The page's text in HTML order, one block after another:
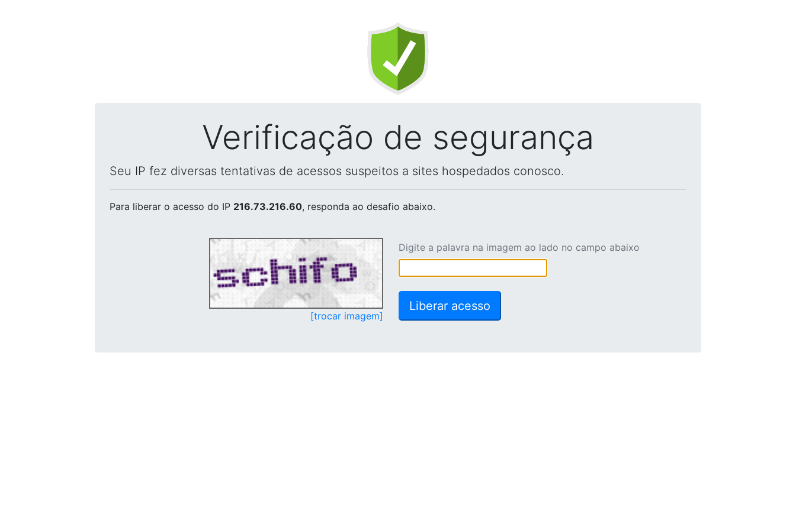
Verificação de segurança
Seu IP fez diversas tentativas de acessos suspeitos a sites hospedados conosco.
Para liberar o acesso do IP 216.73.216.60, responda ao desafio abaixo.
[trocar imagem]
Digite a palavra na imagem ao lado no campo abaixo